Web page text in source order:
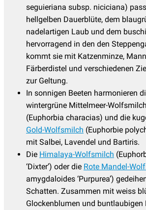
seguieriana subsp. niciciana)
hellgelben Dauerblüte, dem
nadelartigen Laub und dem
hervorragend in den den
kommt sie mit Katzenminze,
Färberdistel und verschiedenen
zur Geltung.
In sonnigen Beeten harmonieren
wintergrüne Mittelmeer-Wolfsmilch
(Euphorbia characias) und die
Gold-Wolfsmilch (Euphorbie
mit Salbei, Lavendel und Bartiris.
Die Himalaya-Wolfsmilch
‘Dixter’) oder die Rote Mandel-
amygdaloides ‘Purpurea’)
Schatten. Zusammen mit weiss
Glockenblumen und buntlaubigen